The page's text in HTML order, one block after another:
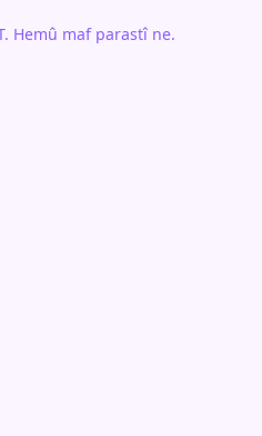
Hemû maf parastî ne.